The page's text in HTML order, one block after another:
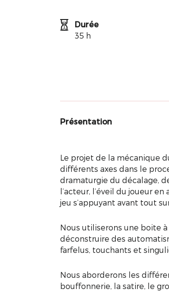
Durée
35 h
Présentation
Le projet de la mécanique
différents axes dans le
dramaturgie du décalage,
l’acteur, l’éveil du joueur
jeu s’appuyant avant tout
Nous utiliserons une boite
déconstruire des
farfelus, touchants et
Nous aborderons les
bouffonnerie, la satire, le